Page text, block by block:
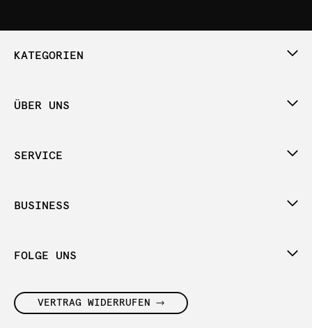
KATEGORIEN
ÜBER UNS
SERVICE
BUSINESS
FOLGE UNS
VERTRAG WIDERRUFEN